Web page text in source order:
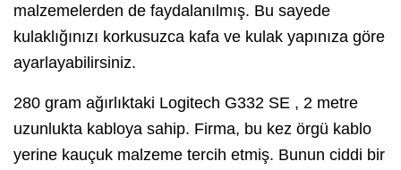
malzemelerden de faydalanılmış. Bu sayede
kulaklığınızı korkusuzca kafa ve kulak yapınıza göre
ayarlayabilirsiniz.
280 gram ağırlıktaki Logitech G332 SE , 2 metre
uzunlukta kabloya sahip. Firma, bu kez örgü kablo
yerine kauçuk malzeme tercih etmiş. Bunun ciddi bir